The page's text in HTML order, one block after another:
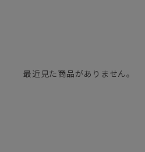
最近見た商品がありません。